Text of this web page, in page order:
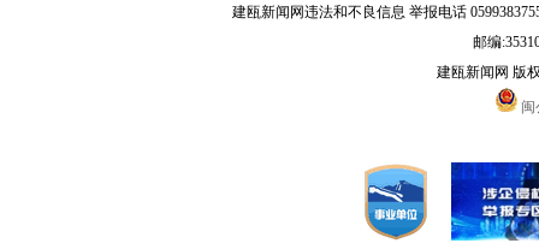
建瓯新闻网违法和不良信息 举报电话
邮编
建瓯新闻网 版
闽